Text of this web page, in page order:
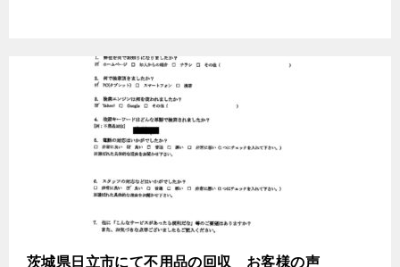
茨城県日立市にて不用品の回収 お客様の声